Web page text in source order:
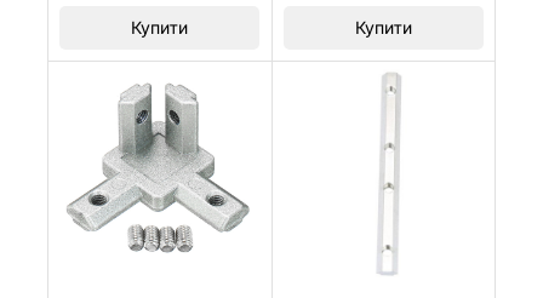
Купити Купити